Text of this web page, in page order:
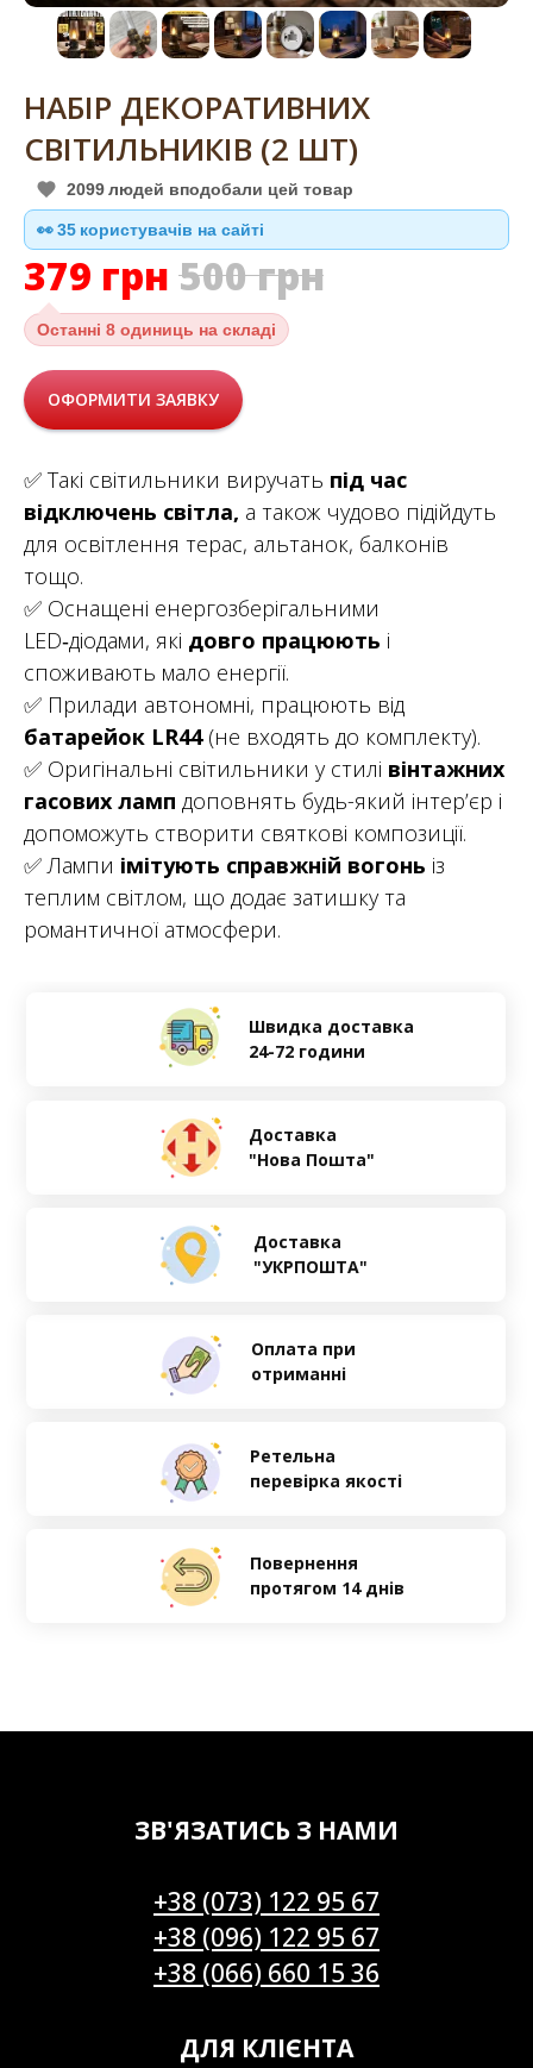
НАБІР ДЕКОРАТИВНИХ
СВІТИЛЬНИКІВ (2 ШТ)
2099 людей вподобали цей товар
👀36 користувачів на сайті
379 грн 500грн
Останні 8 одиниць на складі
ОФОРМИТИ ЗАЯВКУ
✅ Такі світильники виручать під час
відключень світла, а також чудово підійдуть
для освітлення терас, альтанок, балконів
тощо.
✅ Оснащені енергозберігальними
LED‑діодами, які довго працюють і
споживають мало енергії.
✅ Прилади автономні, працюють від
батарейок LR44 (не входять до комплекту).
✅ Оригінальні світильники у стилі вінтажних
гасових ламп доповнять будь-який інтер’єр і
допоможуть створити святкові композиції.
✅ Лампи імітують справжній вогонь із
теплим світлом, що додає затишку та
романтичної атмосфери.
Оплата при
отриманні
Ретельна
перевірка якості
Швидка доставка
24-72 години
Доставка
"Нова Пошта"
Доставка
"УКРПОШТА"
Повернення
протягом 14 днів
ЗВ'ЯЗАТИСЬ З НАМИ
+38 (073) 122 95 67
+38 (096) 122 95 67
+38 (066) 660 15 36
ДЛЯ КЛІЄНТА